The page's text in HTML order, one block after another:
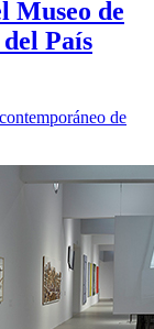
Museo de
País
de